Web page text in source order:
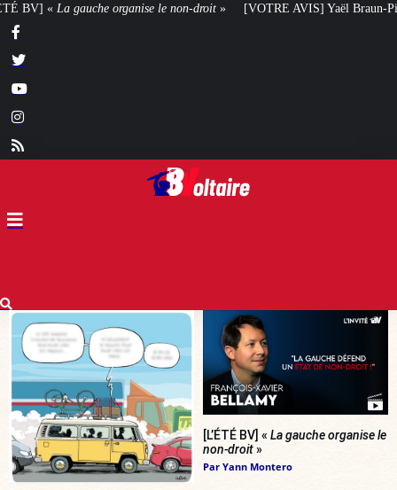
droit» [VOTRE AVIS] Yaël Braun-Pivet doit-elle renoncer à son projet
[L’ÉTÉ BV] « La gauche organise le
non-droit»
Par Yann Montero